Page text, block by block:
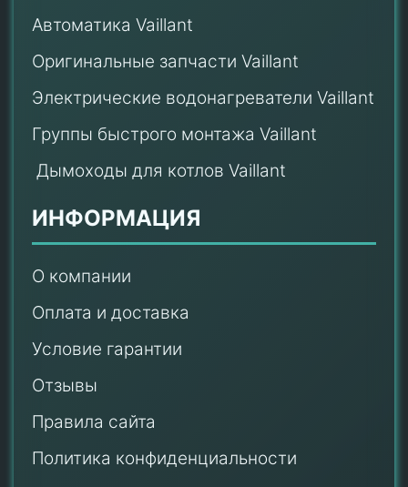
Автоматика Vaillant
Оригинальные запчасти Vaillant
Электрические водонагреватели Vaillant
Группы быстрого монтажа Vaillant
Дымоходы для котлов Vaillant
ИНФОРМАЦИЯ
О компании
Оплата и доставка
Условие гарантии
Отзывы
Правила сайта
Политика конфиденциальности